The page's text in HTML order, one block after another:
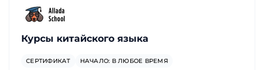
Курсы китайского языка
СЕРТИФИКАТ НАЧАЛО: В ЛЮБОЕ ВРЕМЯ